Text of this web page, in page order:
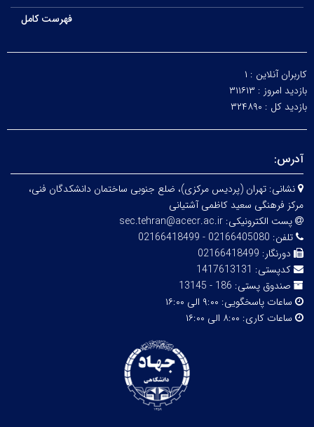
فهرست کامل
کاربران آنلاین : ۱
بازدید امروز : ۳۱۱۶۱۳
بازدید کل : ۳۲۴۸۹۰
آدرس:
نشانی: تهران (پردیس مرکزی)، ضلع جنوبی ساختمان دانشکدگان فنی،
مرکز فرهنگی سعید کاظمی آشتیانی
پست الکترونیکی: sec.tehran@acecr.ac.ir
تلفن: 02166405080 - 02166418499
دورنگار: 02166418499
کدپستی: 1417613131
صندوق پستی: 186 - 13145
ساعات پاسخگویی: ۹:۰۰ الی ۱۶:۰۰
ساعات کاری: ۸:۰۰ الی ۱۶:۰۰